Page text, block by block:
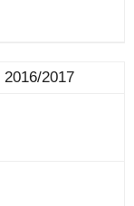
2017